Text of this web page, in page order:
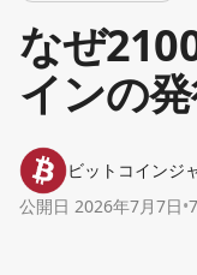
なぜ
インの
ビットコインジ
公開日 2026年7月7日•